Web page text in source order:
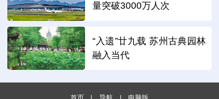
量突破3000万人次
“入遗”廿九载 苏州古典园林
融入当代